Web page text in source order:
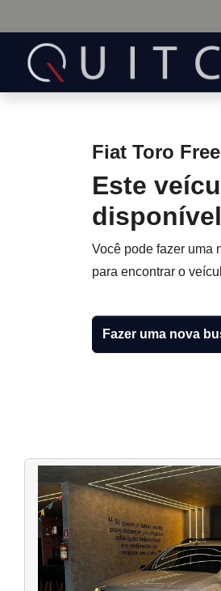
Fiat Toro
Este
Você pode fazer uma
para encontrar o
Fazer uma nova